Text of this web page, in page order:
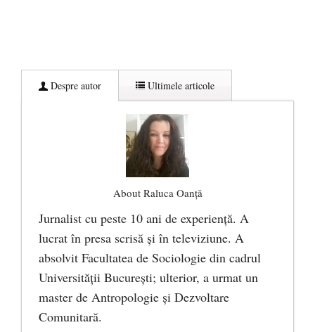
Despre autor Ultimele articole
About Raluca Oanță
Jurnalist cu peste 10 ani de experiență. A
lucrat în presa scrisă și în televiziune. A
absolvit Facultatea de Sociologie din cadrul
Universității București; ulterior, a urmat un
master de Antropologie și Dezvoltare
Comunitară.